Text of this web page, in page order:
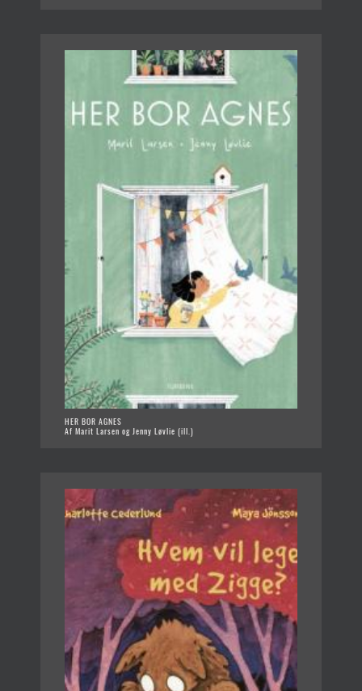
HER BOR AGNES
Af Marit Larsen og Jenny Løvlie (ill.)